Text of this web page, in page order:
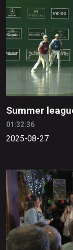
Summer
01:32:36
2025-08-27